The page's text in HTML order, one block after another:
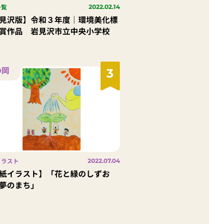
2022.02.14
見沢版】令和３年度｜環境美化標
作品 岩見沢市立中央小学校
3
スト 2022.07.04
紙イラスト】「花と緑のしずお
のまち」